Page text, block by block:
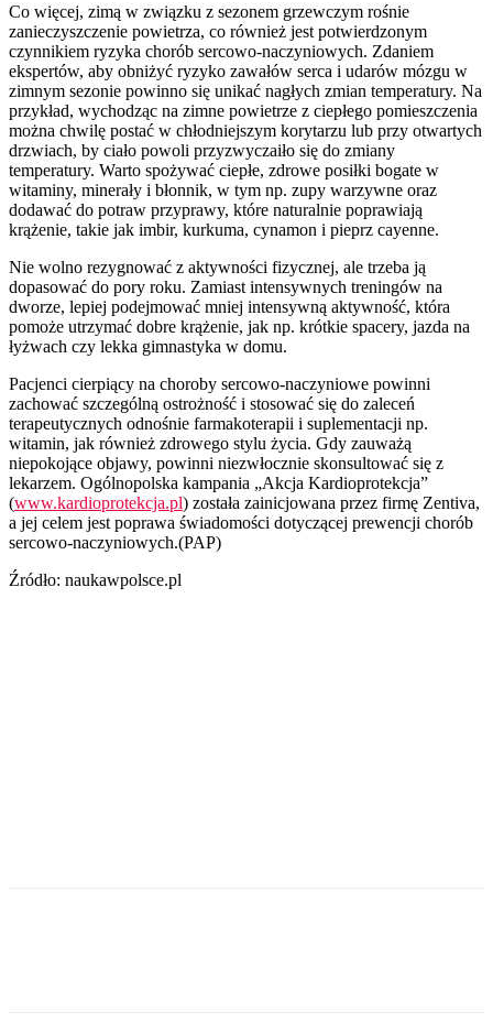
Co więcej, zimą w związku z sezonem grzewczym rośnie
zanieczyszczenie powietrza, co również jest potwierdzonym
czynnikiem ryzyka chorób sercowo-naczyniowych. Zdaniem
ekspertów, aby obniżyć ryzyko zawałów serca i udarów mózgu w
zimnym sezonie powinno się unikać nagłych zmian temperatury. Na
przykład, wychodząc na zimne powietrze z ciepłego pomieszczenia
można chwilę postać w chłodniejszym korytarzu lub przy otwartych
drzwiach, by ciało powoli przyzwyczaiło się do zmiany
temperatury. Warto spożywać ciepłe, zdrowe posiłki bogate w
witaminy, minerały i błonnik, w tym np. zupy warzywne oraz
dodawać do potraw przyprawy, które naturalnie poprawiają
krążenie, takie jak imbir, kurkuma, cynamon i pieprz cayenne.
Nie wolno rezygnować z aktywności fizycznej, ale trzeba ją
dopasować do pory roku. Zamiast intensywnych treningów na
dworze, lepiej podejmować mniej intensywną aktywność, która
pomoże utrzymać dobre krążenie, jak np. krótkie spacery, jazda na
łyżwach czy lekka gimnastyka w domu.
Pacjenci cierpiący na choroby sercowo-naczyniowe powinni
zachować szczególną ostrożność i stosować się do zaleceń
terapeutycznych odnośnie farmakoterapii i suplementacji np.
witamin, jak również zdrowego stylu życia. Gdy zauważą
niepokojące objawy, powinni niezwłocznie skonsultować się z
lekarzem. Ogólnopolska kampania „Akcja Kardioprotekcja”
(www.kardioprotekcja.pl) została zainicjowana przez firmę Zentiva,
a jej celem jest poprawa świadomości dotyczącej prewencji chorób
sercowo-naczyniowych.(PAP)
Źródło: naukawpolsce.pl